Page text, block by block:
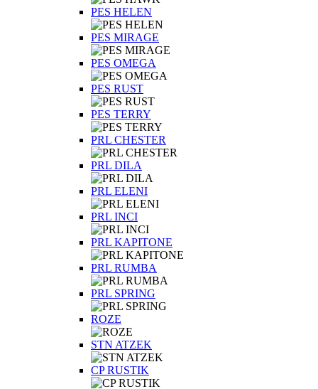
PES HELEN
PES MIRAGE
PES OMEGA
PES RUST
PES TERRY
PRL CHESTER
PRL DILA
PRL ELENI
PRL INCI
PRL KAPITONE
PRL RUMBA
PRL SPRING
ROZE
STN ATZEK
СP RUSTIK